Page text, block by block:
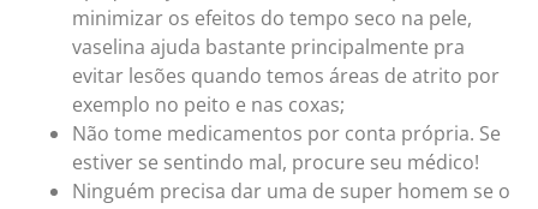
minimizar os efeitos do tempo seco na pele,
vaselina ajuda bastante principalmente pra
evitar lesões quando temos áreas de atrito por
exemplo no peito e nas coxas;
Não tome medicamentos por conta própria. Se
estiver se sentindo mal, procure seu médico!
Ninguém precisa dar uma de super homem se o